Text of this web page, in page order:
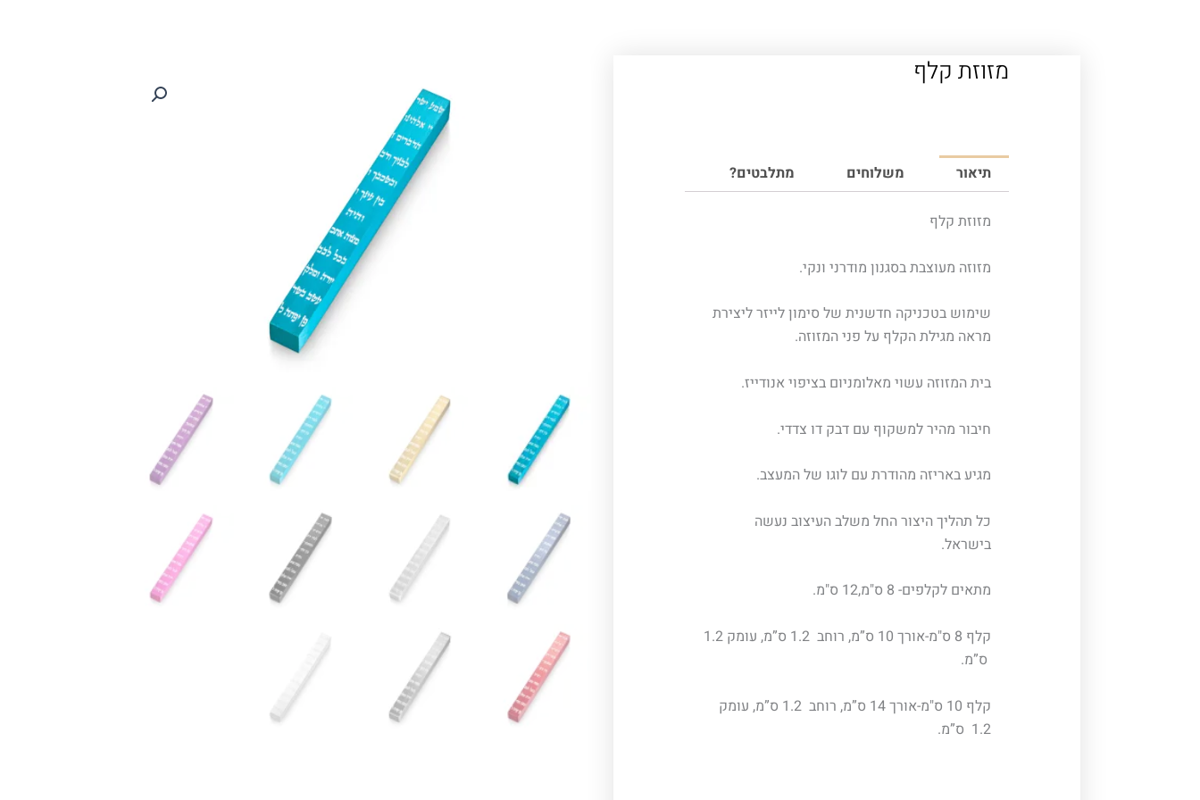
מזוזת קלף
תיאור משלוחים מתלבטים?
מזוזת קלף
מזוזה מעוצבת בסגנון מודרני ונקי.
שימוש בטכניקה חדשנית של סימון לייזר ליצירת
מראה מגילת הקלף על פני המזוזה.
בית המזוזה עשוי מאלומניום בציפוי אנודייז.
חיבור מהיר למשקוף עם דבק דו צדדי.
מגיע באריזה מהודרת עם לוגו של המעצב.
כל תהליך היצור החל משלב העיצוב נעשה
בישראל.
מתאים לקלפים- 8 ס"מ,12 ס"מ.
קלף 8 ס"מ-אורך 10 ס”מ, רוחב 1.2 ס”מ, עומק 1.2
ס”מ.
קלף 10 ס"מ-אורך 14 ס”מ, רוחב 1.2 ס”מ, עומק
1.2 ס”מ.